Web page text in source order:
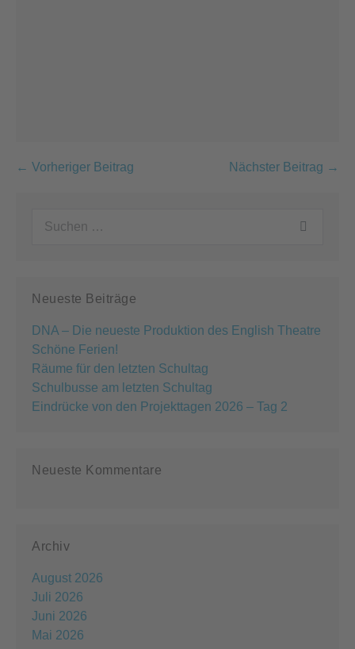
Beitragsnavigation
← Vorheriger Beitrag Nächster Beitrag →
Neueste Beiträge
DNA – Die neueste Produktion des English Theatre
Schöne Ferien!
Räume für den letzten Schultag
Schulbusse am letzten Schultag
Eindrücke von den Projekttagen 2026 – Tag 2
Neueste Kommentare
Archiv
August 2026
Juli 2026
Juni 2026
Mai 2026